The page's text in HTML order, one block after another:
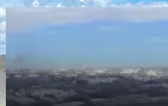
Gallery